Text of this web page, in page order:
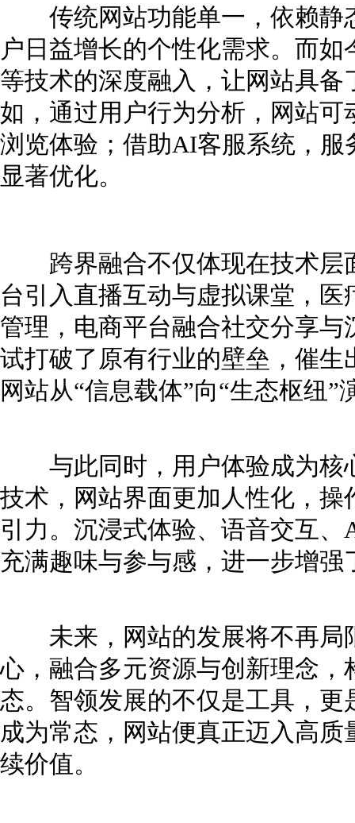
传统网站功能单一，依赖静
户日益增长的个性化需求。而
等技术的深度融入，让网站具
如，通过用户行为分析，网站
浏览体验；借助AI客服系统，
显著优化。
跨界融合不仅体现在技术层
台引入直播互动与虚拟课堂，
管理，电商平台融合社交分享
试打破了原有行业的壁垒，催
网站从“信息载体”向“生态枢纽”
与此同时，用户体验成为核
技术，网站界面更加人性化，
引力。沉浸式体验、语音交互
充满趣味与参与感，进一步增强
未来，网站的发展将不再局
心，融合多元资源与创新理念
态。智领发展的不仅是工具，
成为常态，网站便真正迈入高
续价值。